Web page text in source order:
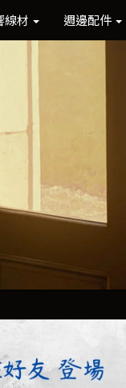
線材 週邊配件